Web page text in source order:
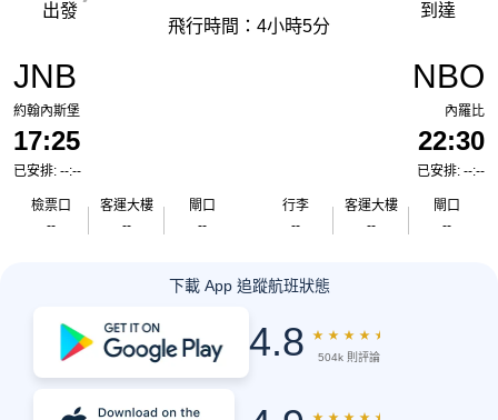
JNB
約翰內斯堡
17:25
已安排: --:--
檢票口
--
客運大樓
--
閘口
--
出發
飛行時間：4小時5分
到達
NBO
內羅比
22:30
已安排: --:--
行李
--
客運大樓
--
閘口
--
下載 App 追蹤航班狀態
4.8 ★ ★ ★ ★ ★
504k 則評論
★ ★ ★ ★ ★